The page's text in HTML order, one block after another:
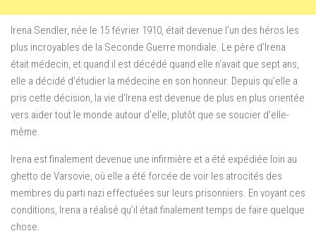
Irena Sendler, née le 15 février 1910, était devenue l’un des héros les
plus incroyables de la Seconde Guerre mondiale. Le père d’Irena
était médecin, et quand il est décédé quand elle n’avait que sept ans,
elle a décidé d’étudier la médecine en son honneur. Depuis qu’elle a
pris cette décision, la vie d’Irena est devenue de plus en plus orientée
vers aider tout le monde autour d’elle, plutôt que se soucier d’elle-
même.
Irena est finalement devenue une infirmière et a été expédiée loin au
ghetto de Varsovie, où elle a été forcée de voir les atrocités des
membres du parti nazi effectuées sur leurs prisonniers. En voyant ces
conditions, Irena a réalisé qu’il était finalement temps de faire quelque
chose.